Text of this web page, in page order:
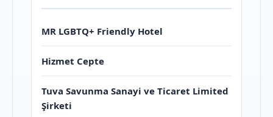
MR LGBTQ+ Friendly Hotel
Hizmet Cepte
Tuva Savunma Sanayi ve Ticaret Limited
Şirketi